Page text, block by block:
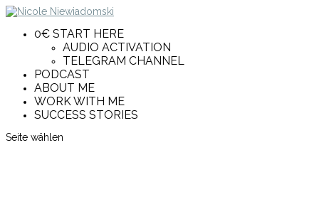
0€ START HERE
AUDIO ACTIVATION
TELEGRAM CHANNEL
PODCAST
ABOUT ME
WORK WITH ME
SUCCESS STORIES
Seite wählen